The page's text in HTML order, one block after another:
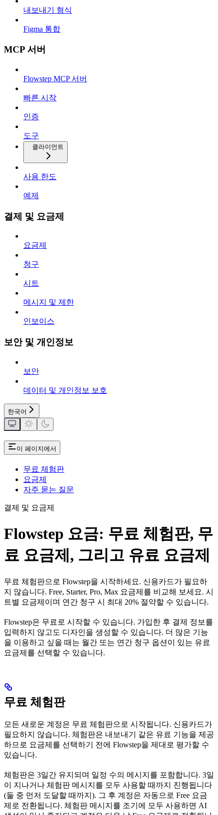
내보내기 형식
Figma 통합
MCP 서버
Flowstep MCP 서버
빠른 시작
인증
도구
클라이언트
사용 한도
예제
결제 및 요금제
요금제
청구
시트
메시지 및 제한
인보이스
보안 및 개인정보
보안
데이터 및 개인정보 보호
한국어
이 페이지에서
무료 체험판
요금제
자주 묻는 질문
결제 및 요금제
Flowstep 요금: 무료 체험판, 무
료 요금제, 그리고 유료 요금제
무료 체험판으로 Flowstep을 시작하세요. 신용카드가 필요하
지 않습니다. Free, Starter, Pro, Max 요금제를 비교해 보세요. 시
트별 요금제이며 연간 청구 시 최대 20% 절약할 수 있습니다.
Flowstep은 무료로 시작할 수 있습니다. 가입한 후 결제 정보를
입력하지 않고도 디자인을 생성할 수 있습니다. 더 많은 기능
을 이용하고 싶을 때는 월간 또는 연간 청구 옵션이 있는 유료
요금제를 선택할 수 있습니다.
무료 체험판
모든 새로운 계정은 무료 체험판으로 시작됩니다. 신용카드가
필요하지 않습니다. 체험판은 내보내기 같은 유료 기능을 제공
하므로 요금제를 선택하기 전에 Flowstep을 제대로 평가할 수
있습니다.
체험판은 3일간 유지되며 일정 수의 메시지를 포함합니다. 3일
이 지나거나 체험판 메시지를 모두 사용할 때까지 진행됩니다
(둘 중 먼저 도달할 때까지). 그 후 계정은 자동으로 Free 요금
제로 전환됩니다. 체험판 메시지를 조기에 모두 사용하면 AI